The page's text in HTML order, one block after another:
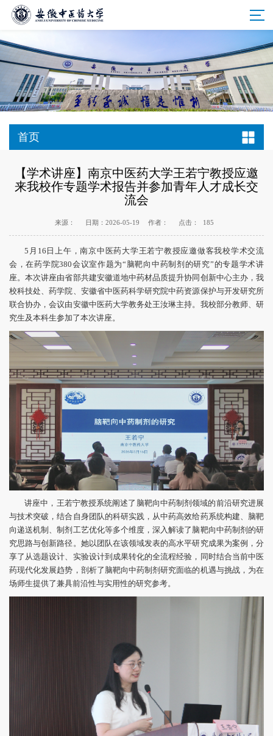
首页
【学术讲座】南京中医药大学王若宁教授应邀
来我校作专题学术报告并参加青年人才成长交
流会
来源： 日期：2026-05-19 作者： 点击： 185
5月16日上午，南京中医药大学王若宁教授应邀做客我校学术交流
会，在药学院380会议室作题为“脑靶向中药制剂的研究”的专题学术讲
座。本次讲座由省部共建安徽道地中药材品质提升协同创新中心主办，我
校科技处、药学院、安徽省中医药科学研究院中药资源保护与开发研究所
联合协办，会议由安徽中医药大学教务处王汝琳主持。我校部分教师、研
究生及本科生参加了本次讲座。
讲座中，王若宁教授系统阐述了脑靶向中药制剂领域的前沿研究进展
与技术突破，结合自身团队的科研实践，从中药高效给药系统构建、脑靶
向递送机制、制剂工艺优化等多个维度，深入解读了脑靶向中药制剂的研
究思路与创新路径。她以团队在该领域发表的高水平研究成果为案例，分
享了从选题设计、实验设计到成果转化的全流程经验，同时结合当前中医
药现代化发展趋势，剖析了脑靶向中药制剂研究面临的机遇与挑战，为在
场师生提供了兼具前沿性与实用性的研究参考。